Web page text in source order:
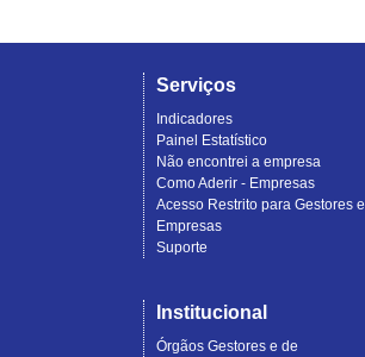
Serviços
Indicadores
Painel Estatístico
Não encontrei a empresa
Como Aderir - Empresas
Acesso Restrito para Gestores e
Empresas
Suporte
Institucional
Órgãos Gestores e de